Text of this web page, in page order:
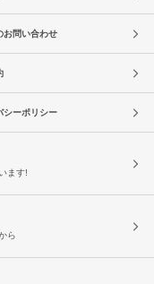
お問い合わせ
シーポリシー
ます!
ら